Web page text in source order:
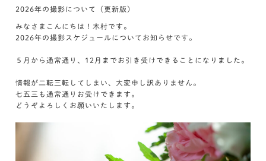
2026年の撮影について（更新版）
みなさまこんにちは！木村です。
2026年の撮影スケジュールについてお知らせです。
５月から通常通り、12月までお引き受けできることになりました。
情報が二転三転してしまい、大変申し訳ありません。
七五三も通常通りお受けできます。
どうぞよろしくお願いいたします。